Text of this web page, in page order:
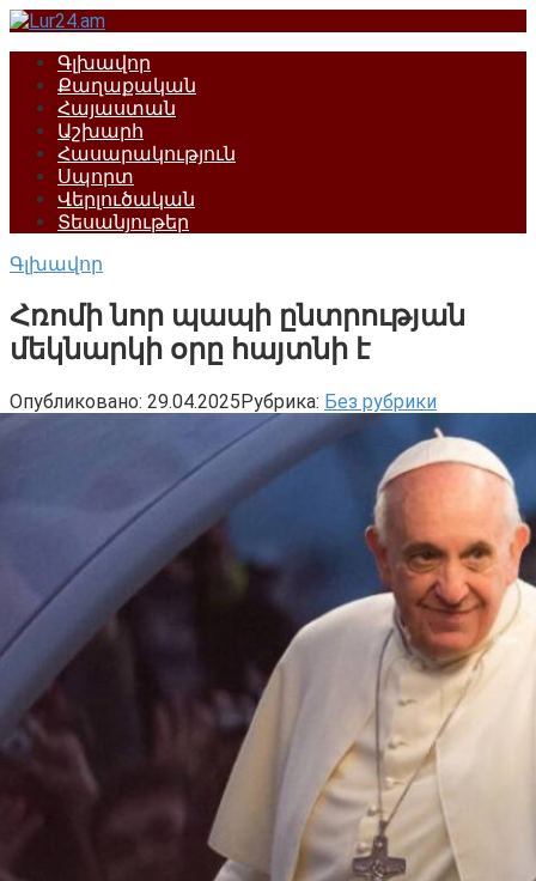
Перейти
контентуԳլխավոր
Քաղաքական
Հայաստան
Աշխարհ
Հասարակություն
Սպորտ
Վերլուծական
Տեսանյութեր
Գլխավոր
Հռոմի նոր պապի ընտրության
մեկնարկի օրը հայտնի է
Опубликовано: 29.04.2025Рубрика: Без рубрики